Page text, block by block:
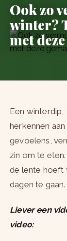
Ook zo
winter?
met
Een
herkennen
gevoelens,
zin om te
de lente hoeft
dagen te gaan.
Liever een
video: